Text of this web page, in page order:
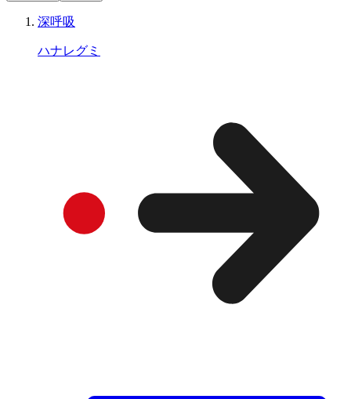
深呼吸
ハナレグミ